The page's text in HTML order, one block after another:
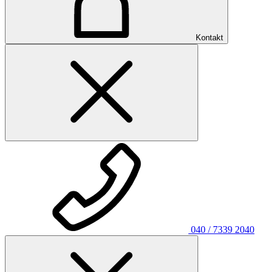
Kontakt
040 / 7339 2040